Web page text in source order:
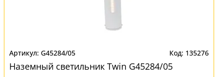
G45284/05 135276
Наземный светильник Twin G45284/05